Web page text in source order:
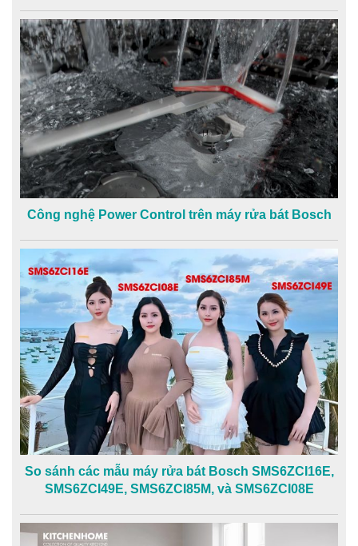
Công nghệ Power Control trên máy rửa bát Bosch
So sánh các mẫu máy rửa bát Bosch SMS6ZCI16E,
SMS6ZCI49E, SMS6ZCI85M, và SMS6ZCI08E